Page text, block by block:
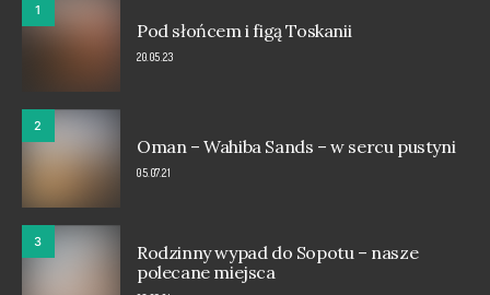
1
Pod słońcem i figą Toskanii
20.05.23
2
Oman – Wahiba Sands – w sercu pustyni
05.07.21
3
Rodzinny wypad do Sopotu – nasze
polecane miejsca